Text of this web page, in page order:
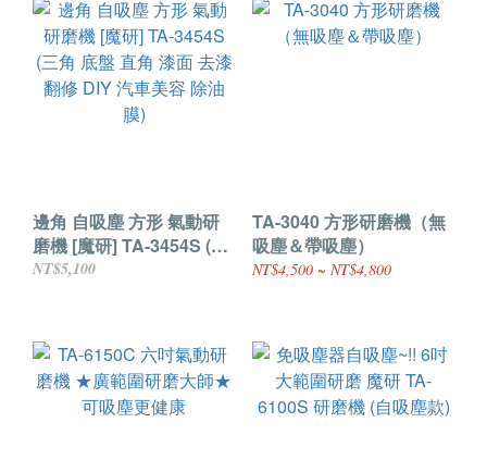
邊角 自吸塵 方形 氣動研
磨機 [魔研] TA-3454S (三
角 底盤 直角 漆面 去漆 翻
NT$5,100
TA-3040 方形研磨機（無
吸塵＆帶吸塵）
NT$4,500 ~ NT$4,800